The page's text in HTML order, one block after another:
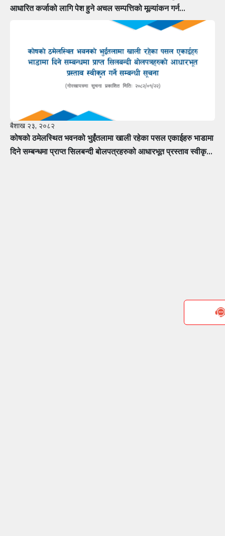
आधारित कर्जाको लागि पेश हुने अचल सम्पत्तिको मूल्यांकन गर्न
मूल्यांकनकर्तामा सूचीकरण हुन फर्म÷कम्पनीलाई आवेदन पेश गर्ने सम्बन्धी
बैशाख २३, २०८२
कोषको ठमेलस्थित भवनको भुईंतलामा खाली रहेका पसल एकाईहरु भाडामा
दिने सम्बन्धमा प्राप्त सिलबन्दी बोलपत्रहरुको आधारभूत प्रस्ताव स्वीकृत